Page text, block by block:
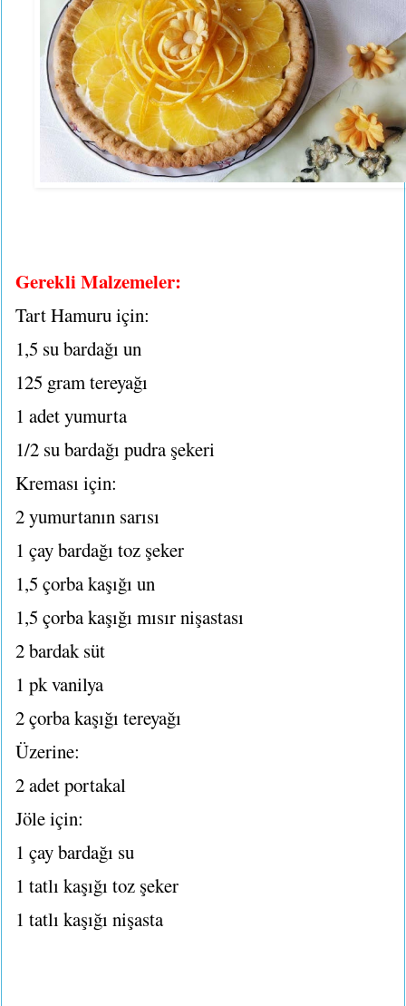
Gerekli Malzemeler:
Tart Hamuru için:
1,5 su bardağı un
125 gram tereyağı
1 adet yumurta
1/2 su bardağı pudra şekeri
Kreması için:
2 yumurtanın sarısı
1 çay bardağı toz şeker
1,5 çorba kaşığı un
1,5 çorba kaşığı mısır nişastası
2 bardak süt
1 pk vanilya
2 çorba kaşığı tereyağı
Üzerine:
2 adet portakal
Jöle için:
1 çay bardağı su
1 tatlı kaşığı toz şeker
1 tatlı kaşığı nişasta